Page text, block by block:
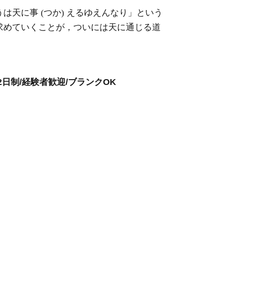
天に事 (つか) えるゆえんなり」という
めていくことが，ついには天に通じる道
制/経験者歓迎/ブランクOK